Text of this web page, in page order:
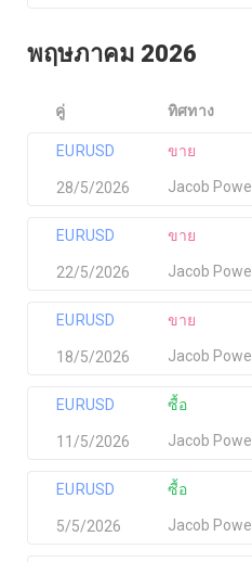
พฤษภาคม 2026
คู่ ทิศทาง
EURUSD
Jacob Powell
ขาย
28/5/2026
EURUSD
Jacob Powell
ขาย
22/5/2026
EURUSD
Jacob Powell
ขาย
18/5/2026
EURUSD
Jacob Powell
ซื้อ
11/5/2026
EURUSD
Jacob Powell
ซื้อ
5/5/2026